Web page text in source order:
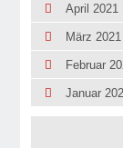
April 2021
März 2021
Februar
Januar